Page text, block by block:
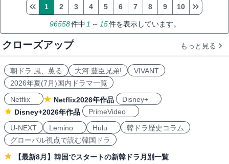
96558件中 1 ～ 15件を表示しています。
1 2 3 4 5 6 7 8 9 10
クローズアップ もっと見る
朝ドラ:風、薫る 大河:豊臣兄弟!
VIVANT
2026年夏(7月)国内ドラマ一覧
Netflix
Netflix2026年作品
Disney+
Disney+2026年作品
PrimeVideo
U-NEXT
Lemino Hulu
韓ドラ歴史コラム
グローバル視点で読む韓国ドラ
【最新8月】韓国でスタートの新韓ドラ月別一覧